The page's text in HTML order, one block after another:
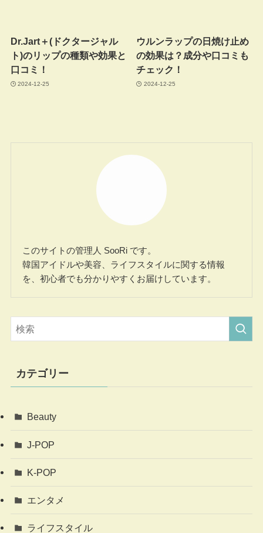
Dr.Jart＋(ドクタージャル
ト)のリップの種類や効果と
口コミ！
2024-12-25
ウルンラップの日焼け止め
の効果は？成分や口コミも
チェック！
2024-12-25
このサイトの管理人 SooRi です。
韓国アイドルや美容、ライフスタイルに関する情報
を、初心者でも分かりやすくお届けしています。
カテゴリー
Beauty
J-POP
K-POP
エンタメ
ライフスタイル